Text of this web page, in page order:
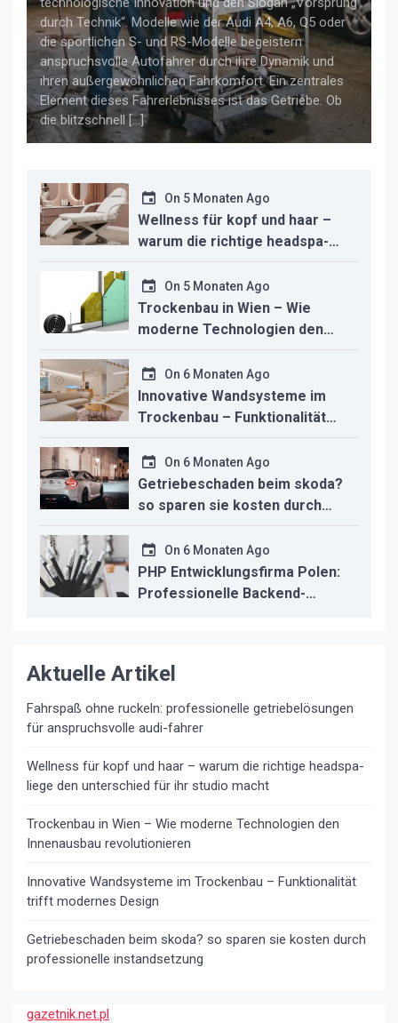
durch Technik“. Modelle wie der Audi A4, A6, Q5 oder
die sportlichen S- und RS-Modelle begeistern
anspruchsvolle Autofahrer durch ihre Dynamik und
ihren außergewöhnlichen Fahrkomfort. Ein zentrales
Element dieses Fahrerlebnisses ist das Getriebe. Ob
die blitzschnell […]
On 5 Monaten Ago
Wellness für kopf und haar –
warum die richtige headspa-
liege den unterschied für ihr
studio macht
On 5 Monaten Ago
Trockenbau in Wien – Wie
moderne Technologien den
Innenausbau revolutionieren
On 6 Monaten Ago
Innovative Wandsysteme im
Trockenbau – Funktionalität
trifft modernes Design
On 6 Monaten Ago
Getriebeschaden beim skoda?
so sparen sie kosten durch
professionelle instandsetzung
On 6 Monaten Ago
PHP Entwicklungsfirma Polen:
Professionelle Backend-
Aktuelle Artikel
Fahrspaß ohne ruckeln: professionelle getriebelösungen
für anspruchsvolle audi-fahrer
Wellness für kopf und haar – warum die richtige headspa-
liege den unterschied für ihr studio macht
Trockenbau in Wien – Wie moderne Technologien den
Innenausbau revolutionieren
Innovative Wandsysteme im Trockenbau – Funktionalität
trifft modernes Design
Getriebeschaden beim skoda? so sparen sie kosten durch
professionelle instandsetzung
gazetnik.net.pl